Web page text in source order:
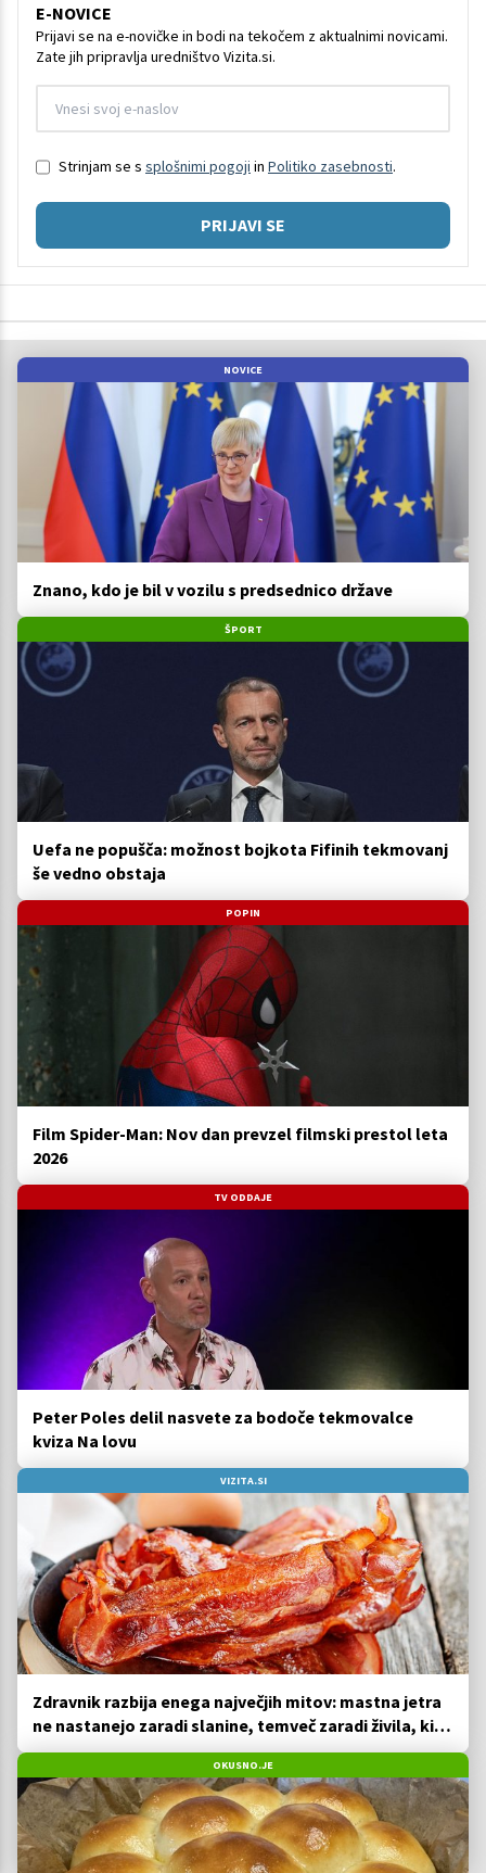
E-NOVICE
Prijavi se na e-novičke in bodi na tekočem z aktualnimi novicami.
Zate jih pripravlja uredništvo Vizita.si.
Strinjam se s splošnimi pogoji in Politiko zasebnosti.
PRIJAVI SE
NOVICE
Znano, kdo je bil v vozilu s predsednico države
ŠPORT
Uefa ne popušča: možnost bojkota Fifinih tekmovanj
še vedno obstaja
POPIN
Film Spider-Man: Nov dan prevzel filmski prestol leta
2026
TV ODDAJE
Peter Poles delil nasvete za bodoče tekmovalce
kviza Na lovu
VIZITA.SI
Zdravnik razbija enega največjih mitov: mastna jetra
ne nastanejo zaradi slanine, temveč zaradi živila, ki
ga imamo vsi radi
OKUSNO.JE